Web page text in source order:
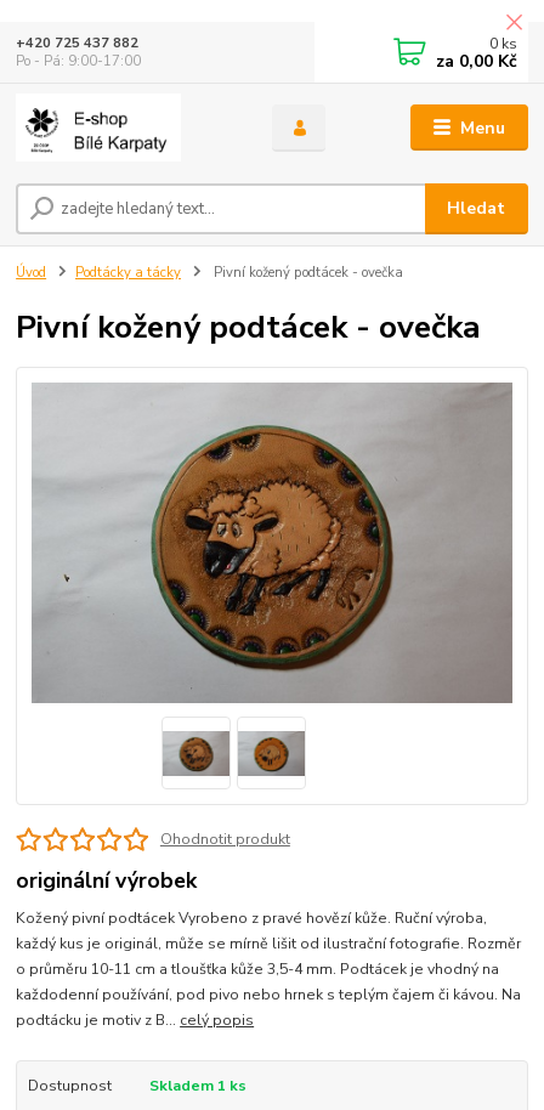
Menu
Hledat
+420 725 437 882
Po - Pá: 9:00-17:00
0 ks
za 0,00 Kč
Úvod Podtácky a tácky Pivní kožený podtácek - ovečka
Pivní kožený podtácek - ovečka
Ohodnotit produkt
originální výrobek
Kožený pivní podtácek Vyrobeno z pravé hovězí kůže. Ruční výroba,
každý kus je originál, může se mírně lišit od ilustrační fotografie. Rozměr
o průměru 10-11 cm a tloušťka kůže 3,5-4 mm. Podtácek je vhodný na
každodenní používání, pod pivo nebo hrnek s teplým čajem či kávou. Na
podtácku je motiv z B... celý popis
Dostupnost
Skladem 1 ks